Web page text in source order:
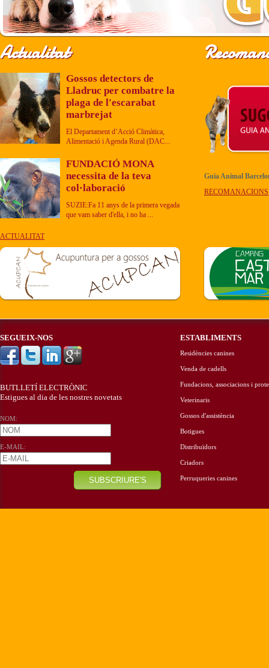
Actualitat
Gossos detectors de
Lladruc per combatre la
plaga de l'escarabat
marbrejat
El Departament d’Acció Climàtica,
Alimentació i Agenda Rural (DAC...
FUNDACIÓ MONA
necessita de la teva
col·laboració
SUZIE:Fa 11 anys de la primera vegada
que vam saber d'ella, i no ha ...
ACTUALITAT
Guia Animal
RECOMANACIONS
SEGUEIX-NOS
BUTLLETÍ ELECTRÒNIC
Estigues al dia de les nostres novetats
NOM:
E-MAIL:
ESTABLIMENTS
Residències canines
Venda de cadells
Fundacions, associacions i
Veterinaris
Gossos d'assistència
Botigues
Distribuïdors
Criadors
Perruqueries canines